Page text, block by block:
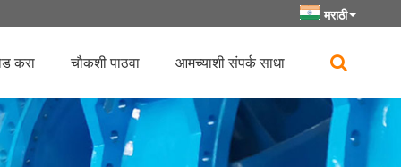
मराठी
करा चौकशी पाठवा आमच्याशी संपर्क साधा